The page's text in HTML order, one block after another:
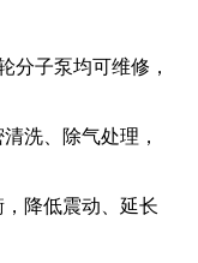
分子泵均可维修，
洗、除气处理，
，降低震动、延长